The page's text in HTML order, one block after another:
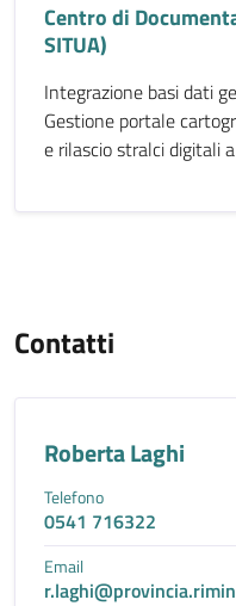
Centro di
SITUA)
Integrazione basi dati
Gestione portale
e rilascio stralci digitali
Contatti
Roberta Laghi
Telefono
0541 716322
Email